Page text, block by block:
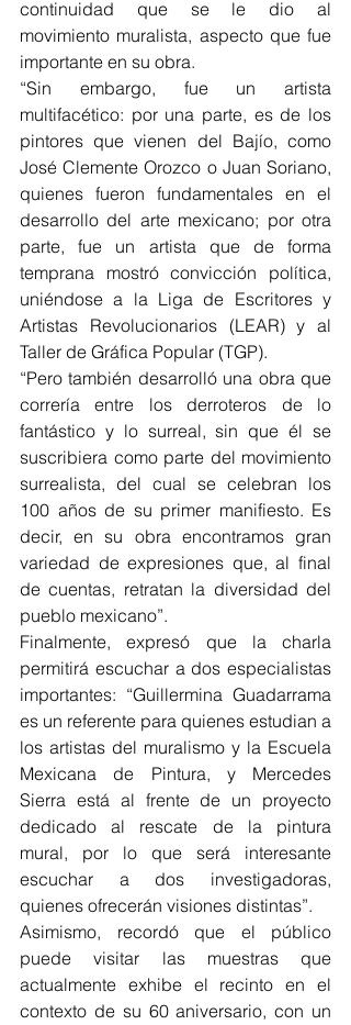
continuidad que se le dio al
movimiento muralista, aspecto que fue
importante en su obra.
“Sin embargo, fue un artista
multifacético: por una parte, es de los
pintores que vienen del Bajío, como
José Clemente Orozco o Juan Soriano,
quienes fueron fundamentales en el
desarrollo del arte mexicano; por otra
parte, fue un artista que de forma
temprana mostró convicción política,
uniéndose a la Liga de Escritores y
Artistas Revolucionarios (LEAR) y al
Taller de Gráfica Popular (TGP).
“Pero también desarrolló una obra que
correría entre los derroteros de lo
fantástico y lo surreal, sin que él se
suscribiera como parte del movimiento
surrealista, del cual se celebran los
100 años de su primer manifiesto. Es
decir, en su obra encontramos gran
variedad de expresiones que, al final
de cuentas, retratan la diversidad del
pueblo mexicano”.
Finalmente, expresó que la charla
permitirá escuchar a dos especialistas
importantes: “Guillermina Guadarrama
es un referente para quienes estudian a
los artistas del muralismo y la Escuela
Mexicana de Pintura, y Mercedes
Sierra está al frente de un proyecto
dedicado al rescate de la pintura
mural, por lo que será interesante
escuchar a dos investigadoras,
quienes ofrecerán visiones distintas”.
Asimismo, recordó que el público
puede visitar las muestras que
actualmente exhibe el recinto en el
contexto de su 60 aniversario, con un